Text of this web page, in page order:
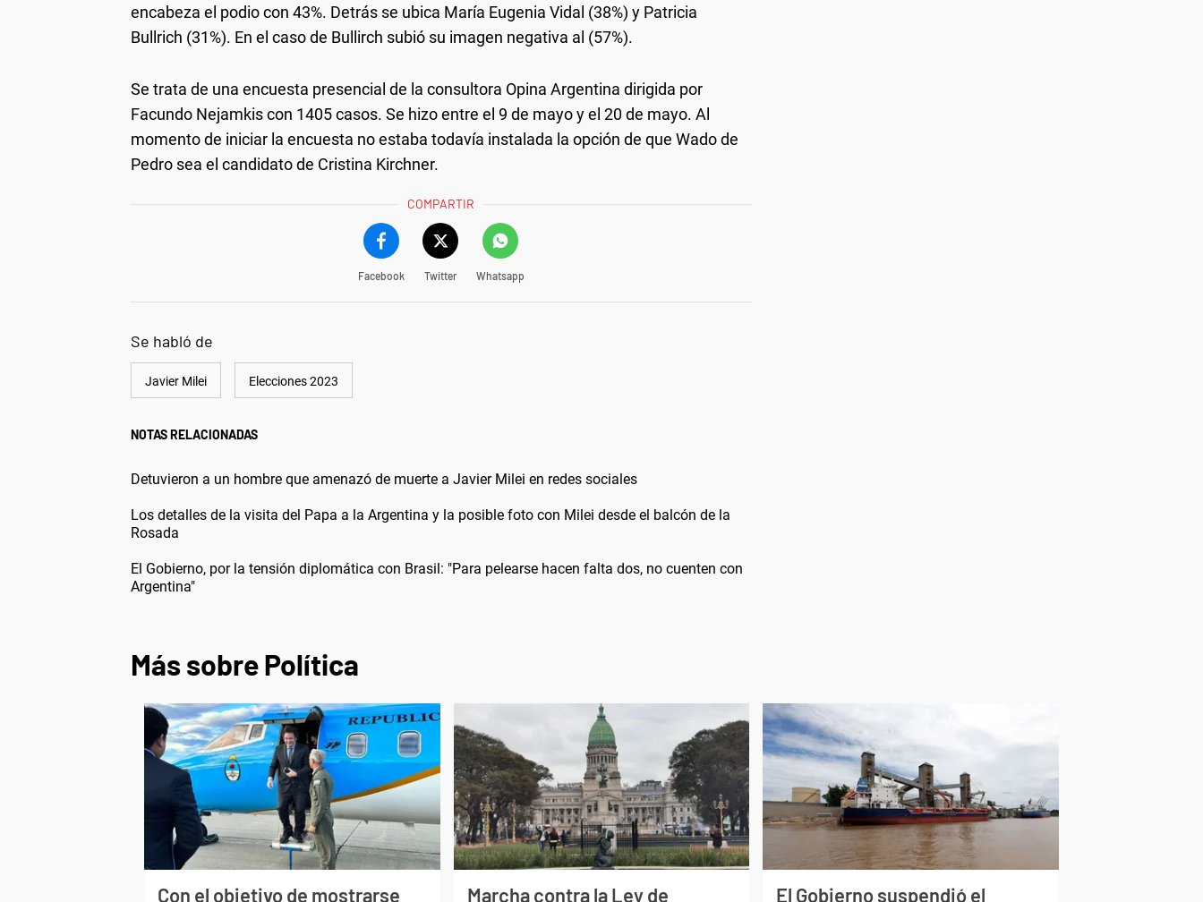
encabeza el podio con 43%. Detrás se ubica María Eugenia Vidal (38%) y Patricia
Bullrich (31%). En el caso de Bullirch subió su imagen negativa al (57%).
Se trata de una encuesta presencial de la consultora Opina Argentina dirigida por
Facundo Nejamkis con 1405 casos. Se hizo entre el 9 de mayo y el 20 de mayo. Al
momento de iniciar la encuesta no estaba todavía instalada la opción de que Wado de
Pedro sea el candidato de Cristina Kirchner.
COMPARTIR
Facebook Twitter Whatsapp
Se habló de
Javier Milei Elecciones 2023
NOTAS RELACIONADAS
Detuvieron a un hombre que amenazó de muerte a Javier Milei en redes sociales
Los detalles de la visita del Papa a la Argentina y la posible foto con Milei desde el balcón de la
Rosada
El Gobierno, por la tensión diplomática con Brasil: "Para pelearse hacen falta dos, no cuenten con
Argentina"
Más sobre Política
Con el objetivo de mostrarse Marcha contra la Ley de El Gobierno suspendió el